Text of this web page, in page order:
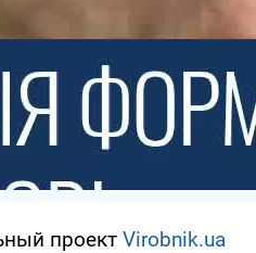
проект Virobnik.ua